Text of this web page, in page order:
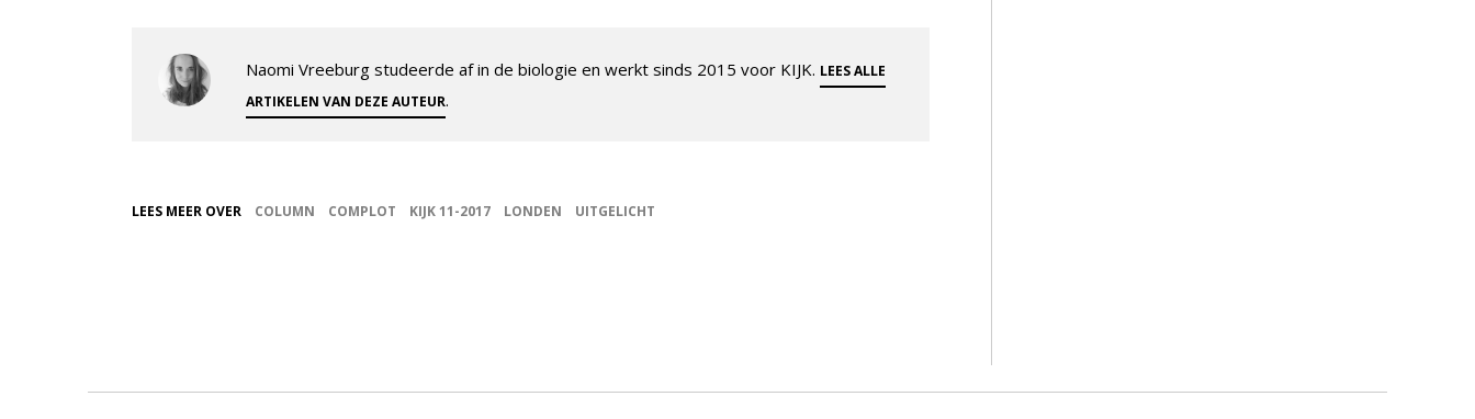
Naomi Vreeburg studeerde af in de biologie en werkt sinds 2015 voor KIJK. LEES ALLE
ARTIKELEN VAN DEZE AUTEUR.
LEES MEER OVER COLUMN COMPLOT KIJK 11-2017 LONDEN UITGELICHT